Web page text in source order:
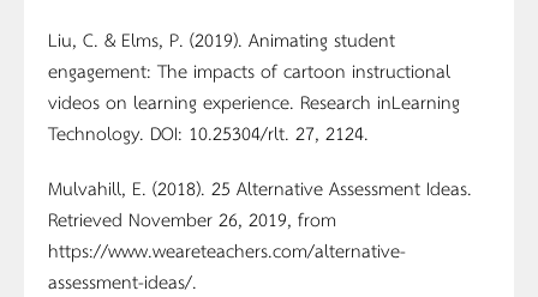
Liu, C. & Elms, P. (2019). Animating student
engagement: The impacts of cartoon instructional
videos on learning experience. Research inLearning
Technology. DOI: 10.25304/rlt. 27, 2124.
Mulvahill, E. (2018). 25 Alternative Assessment Ideas.
Retrieved November 26, 2019, from
https://www.weareteachers.com/alternative-
assessment-ideas/.